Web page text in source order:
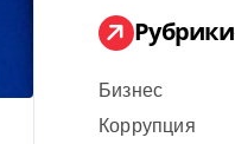
Рубрики
Бизнес
Коррупция